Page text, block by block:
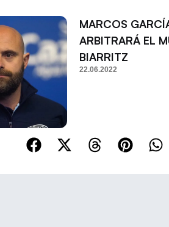
MARCOS
ARBITRARÁ EL
BIARRITZ
22.06.2022